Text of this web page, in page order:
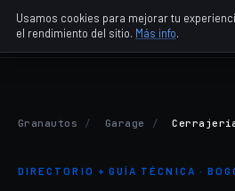
Granautos / Garage /
DIRECTORIO + GUÍA TÉCNICA ·
Usamos cookies para mejorar tu
el rendimiento del sitio. Más info.